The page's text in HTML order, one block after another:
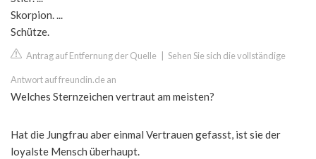
Skorpion. ...
Schütze.
Antrag auf Entfernung der Quelle Sehen Sie sich die vollständige
Antwort auf freundin.de an
Welches Sternzeichen vertraut am meisten?
Hat die Jungfrau aber einmal Vertrauen gefasst, ist sie der
loyalste Mensch überhaupt.